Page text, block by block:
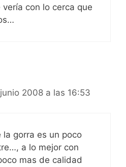
con lo cerca que
2008 a las 16:53
gorra es un poco
a lo mejor con
mas de calidad